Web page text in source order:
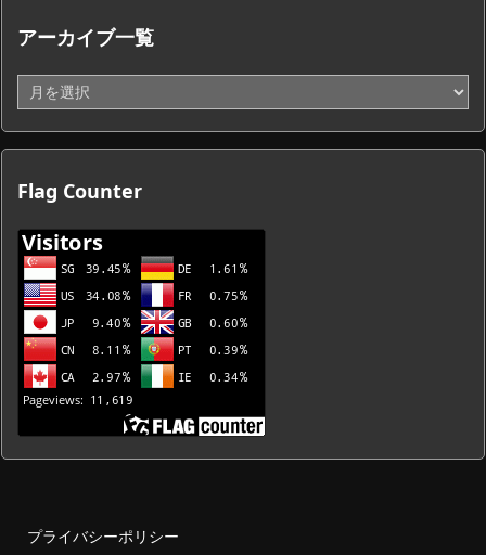
アーカイブ一覧
ー
カ
イ
一
Flag Counter
プライバシーポリシー